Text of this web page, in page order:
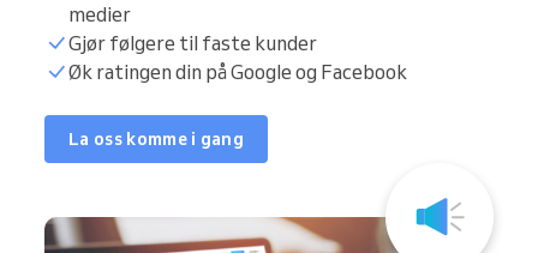
medier
Gjør følgere til faste kunder
Øk ratingen din på Google og Facebook
La oss komme i gang